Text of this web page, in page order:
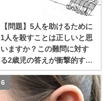
【問題】5人を助けるために
1人を殺すことは正しいと思
いますか？この難問に対す
る2歳児の答えが衝撃的すぎ
る！！